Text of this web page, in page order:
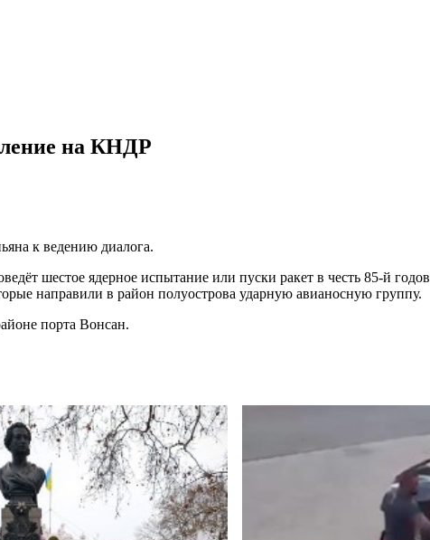
на КНДР
к ведению диалога.
шестое ядерное испытание или пуски ракет в честь 85-й
направили в район полуострова ударную авианосную группу.
порта Вонсан.